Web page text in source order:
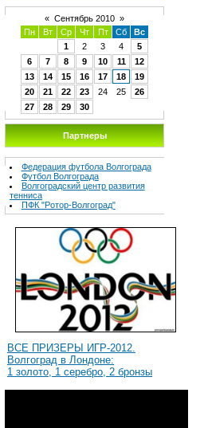
« Сентябрь 2010 »
Пн
Вт Ср Чт Пт Сб
Вс
1
2 3 4
5
6
7 8 9 10 11
12
13
14 15 16 17 18
19
20
21 22 23 24 25
26
27
28 29 30
Партнеры
Федерация футбола Волгограда
Футбол Волгограда
Волгоградcкий центр развития
тенниса
ПФК "Ротор-Волгоград"
ВСЕ ПРИЗЕРЫ ИГР-2012.
Волгоград в Лондоне:
1 золото, 1 серебро, 2 бронзы